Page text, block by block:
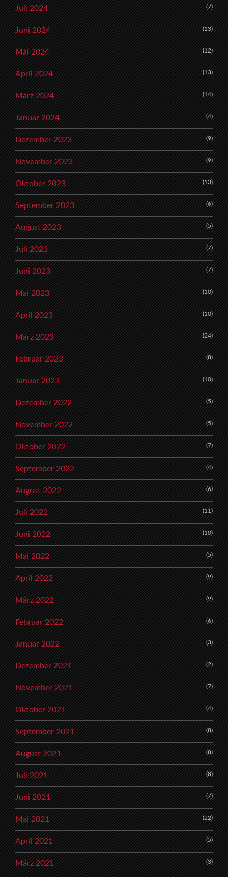
Juli 2024 (7)
Juni 2024 (13)
Mai 2024 (12)
April 2024 (13)
März 2024 (14)
Januar 2024 (4)
Dezember 2023 (9)
November 2023 (9)
Oktober 2023 (13)
September 2023 (6)
August 2023 (5)
Juli 2023 (7)
Juni 2023 (7)
Mai 2023 (10)
April 2023 (10)
März 2023 (24)
Februar 2023 (8)
Januar 2023 (10)
Dezember 2022 (5)
November 2022 (5)
Oktober 2022 (7)
September 2022 (4)
August 2022 (6)
Juli 2022 (11)
Juni 2022 (10)
Mai 2022 (5)
April 2022 (9)
März 2022 (9)
Februar 2022 (6)
Januar 2022 (3)
Dezember 2021 (2)
November 2021 (7)
Oktober 2021 (4)
September 2021 (8)
August 2021 (8)
Juli 2021 (8)
Juni 2021 (7)
Mai 2021 (22)
April 2021 (5)
März 2021 (3)